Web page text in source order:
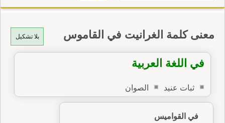
بلا تشكيل معنى كلمة الغرانيت في القاموس
في اللغة العربية
ثبات عنيد الصوان
في القواميس